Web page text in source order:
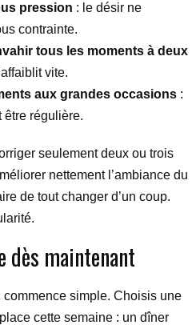
pression : le désir ne
contrainte.
tous les moments à deux
vite.
aux grandes occasions :
être régulière.
seulement deux ou trois
nettement l’ambiance du
de tout changer d’un coup.
dès maintenant
commence simple. Choisis une
cette semaine : un dîner